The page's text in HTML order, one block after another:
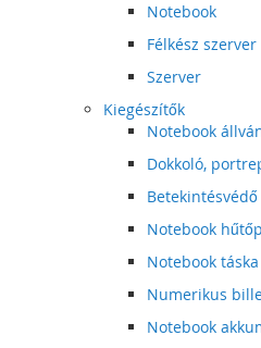
Notebook
Félkész szerver
Szerver
Kiegészítők
Notebook
Dokkoló,
Notebook
Notebook táska
Numerikus
Notebook